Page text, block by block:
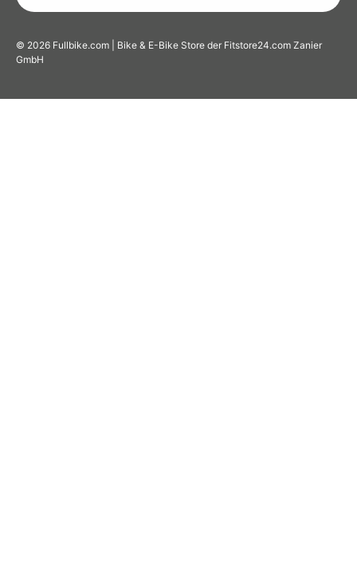
© 2026 Fullbike.com | Bike & E-Bike Store der Fitstore24.com Zanier
GmbH